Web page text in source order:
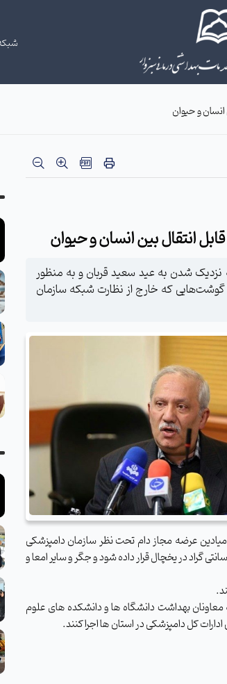
و حیوان
انتقال بین انسان و حیوان
نزدیک شدن به عید سعید قربان و به منظور
گوشت‌هایی که خارج از نظارت شبکه سازمان
میادین عرضه مجاز دام تحت نظر سازمان دامپزشکی
گوشت دام ذبح شده باید قبل از مصرف به مدت حداقل ۲۴ ساعت در دمای 4 درجه سانتی‌ گراد در یخچال قرار داده شود و جگر و سایر امعا و
بهداشت دانشگاه ها و دانشکده های علوم
کل دامپزشکی در استان ها اجرا کنند.